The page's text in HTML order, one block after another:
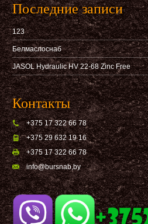
Последние записи
123
Белмаслоснаб
JASOL Hydraulic HV 22-68 Zinc Free
Контакты
+375 17 322 66 78
+375 29 632 19 16
+375 17 322 66 78
info@bursnab,by